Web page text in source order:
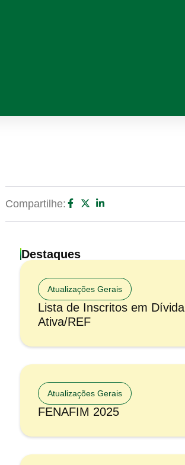
Compartilhe:
Destaques
Atualizações Gerais
Lista de Inscritos em Dívida
Ativa/REF
Atualizações Gerais
FENAFIM 2025